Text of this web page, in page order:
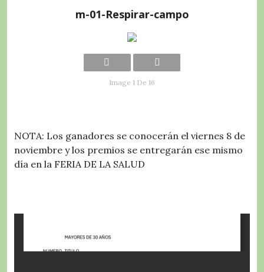
m-01-Respirar-campo
Image 1 De 16
NOTA: Los ganadores se conocerán el viernes 8 de
noviembre y los premios se entregarán ese mismo
día en la FERIA DE LA SALUD